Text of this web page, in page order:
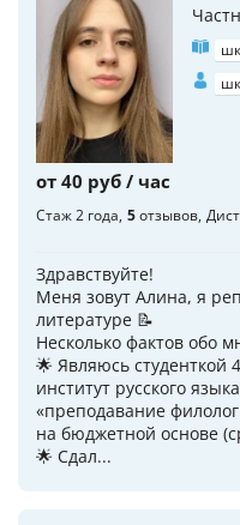
от 40 руб / час
Стаж 2 года 5отзывов
Здравствуйте!
Меня зовут Алина, я
литературе 📝
Несколько фактов обо
🌟 Являюсь студенткой
институт русского
«преподавание
на бюджетной основе
🌟 Сдал...